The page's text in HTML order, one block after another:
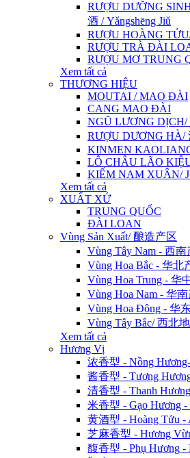
RƯỢU DƯỠNG
酒 / Yǎngshēng Jiǔ
RƯỢU HOÀNG
RƯỢU TRÀ ĐÀI
RƯỢU MƠ TRUNG
Xem tất cả
THƯƠNG HIỆU
MOUTAI / MAO ĐÀI
CANG MAO ĐÀI
NGŨ LƯƠNG
RƯỢU DƯƠNG HÀ/
KINMEN
LÔ CHÂU LÃO
KIẾM NAM XUÂN/
Xem tất cả
XUẤT XỨ
TRUNG QUỐC
ĐÀI LOAN
Vùng Sản Xuất/ 酿造产区
Vùng Tây Nam - 西南
Vùng Hoa Bắc - 华北
Vùng Hoa Trung - 华
Vùng Hoa Nam - 华
Vùng Hoa Đông - 华
Vùng Tây Bắc/ 西北
Xem tất cả
Hương Vị
浓香型 - Nồng
酱香型 - Tương
清香型 - Thanh
米香型 - Gạo Hương -
黄酒型 - Hoàng Tửu -
芝麻香型 - Hương
馥香型 - Phụ Hương -